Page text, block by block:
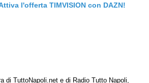
l'offerta TIMVISION con DAZN!
di TuttoNapoli.net e di Radio Tutto Napoli,